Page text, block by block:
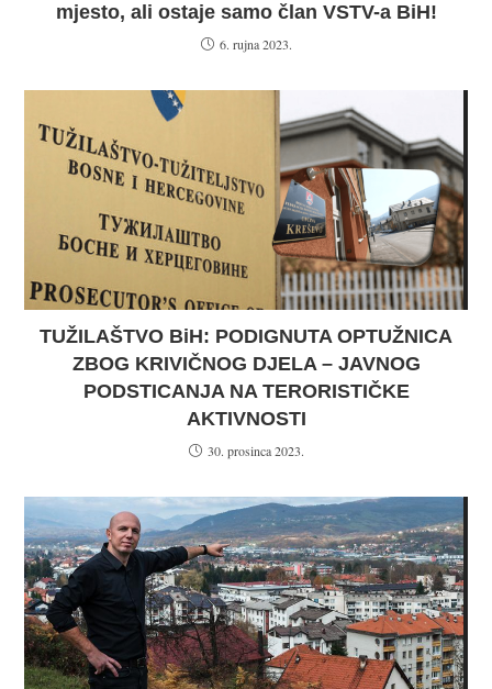
mjesto, ali ostaje samo član VSTV-a BiH!
6. rujna 2023.
TUŽILAŠTVO BiH: PODIGNUTA OPTUŽNICA
ZBOG KRIVIČNOG DJELA – JAVNOG
PODSTICANJA NA TERORISTIČKE
AKTIVNOSTI
30. prosinca 2023.